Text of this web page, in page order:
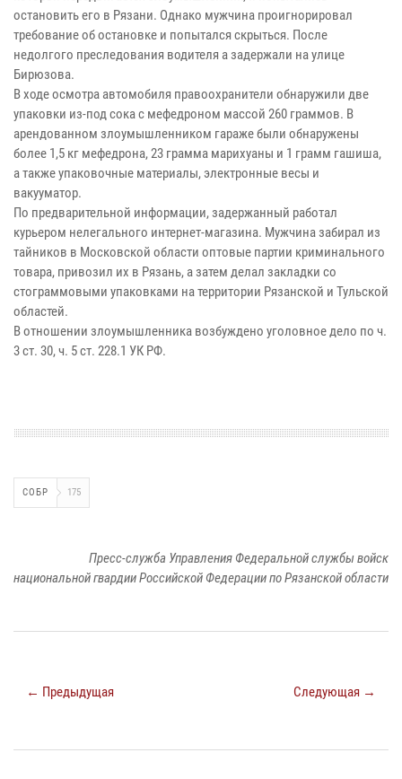
остановить его в Рязани. Однако мужчина проигнорировал
требование об остановке и попытался скрыться. После
недолгого преследования водителя а задержали на улице
Бирюзова.
В ходе осмотра автомобиля правоохранители обнаружили две
упаковки из-под сока с мефедроном массой 260 граммов. В
арендованном злоумышленником гараже были обнаружены
более 1,5 кг мефедрона, 23 грамма марихуаны и 1 грамм гашиша,
а также упаковочные материалы, электронные весы и
вакууматор.
По предварительной информации, задержанный работал
курьером нелегального интернет-магазина. Мужчина забирал из
тайников в Московской области оптовые партии криминального
товара, привозил их в Рязань, а затем делал закладки со
стограммовыми упаковками на территории Рязанской и Тульской
областей.
В отношении злоумышленника возбуждено уголовное дело по ч.
3 ст. 30, ч. 5 ст. 228.1 УК РФ.
СОБР 175
Пресс-служба Управления Федеральной службы войск
национальной гвардии Российской Федерации по Рязанской области
← Предыдущая Следующая →